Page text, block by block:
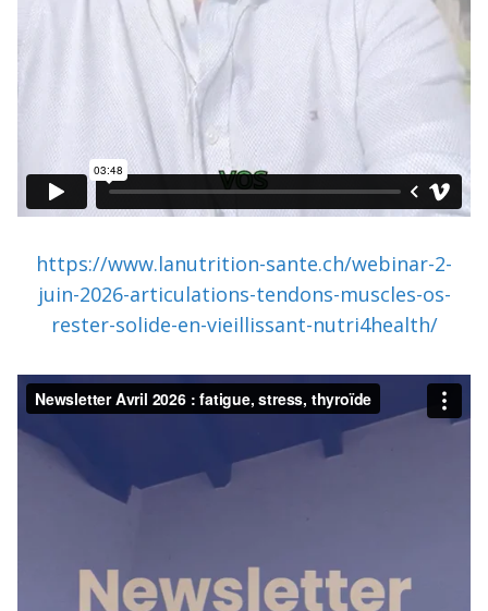
https://www.lanutrition-sante.ch/webinar-2-
juin-2026-articulations-tendons-muscles-os-
rester-solide-en-vieillissant-nutri4health/